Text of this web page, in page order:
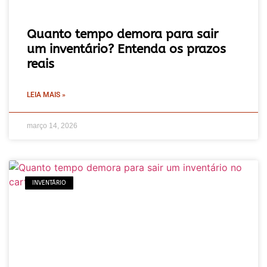
Quanto tempo demora para sair
um inventário? Entenda os prazos
reais
LEIA MAIS »
março 14, 2026
INVENTÁRIO